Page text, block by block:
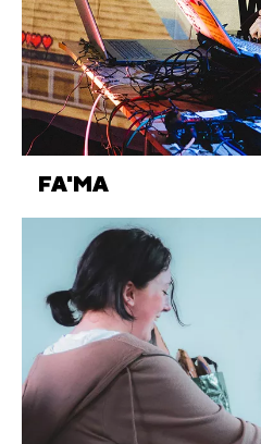
FA'MA